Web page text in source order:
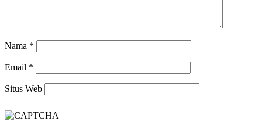
Nama *
Email *
Situs Web